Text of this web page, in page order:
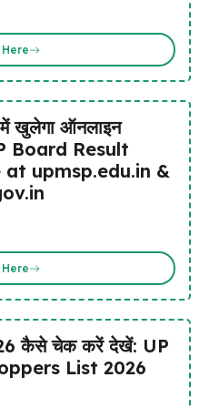
में खुलेगा ऑनलाइन
Board Result
at upmsp.edu.in &
कैसे चेक करें देखें: UP
List 2026